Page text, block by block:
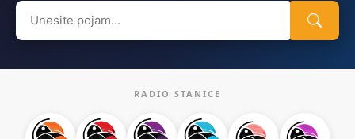
Search
for:
RADIO STANICE